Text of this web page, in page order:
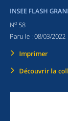
INSEE FLASH
No 58
Paru le : 08/03/2022
Imprimer
Découvrir la